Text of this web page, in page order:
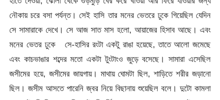
নৌকায় চরে বসা পর্যন্ত। সেই হাসি তার মনের ভেতরে ঢুকে গিয়েছিল যেদিন
সে সামারাকে দেখে। সে আজ সাত মাস হলো, আয়াজের হিসাব আছে। এবং
মনের ভেতর ঢুকে সে-হাসির রংটা একটু রাঙা হয়েছে, তাতে আলো জমেছে
এবং কাচভাঙার শব্দের মতো একটা টুংটাংও জুড়ে বসেছে। সামারা এসেছিল
জসীমের হয়ে, জসীমের জায়গায়। মাথায় ঘোমটা ছিল, শাড়িতে শরীর জড়ানো
ছিল। জসীম আসতে পারেনি জ্বর নিয়ে বিছানায় শুয়েছিল বলে। দুটো কামলা